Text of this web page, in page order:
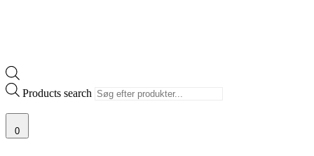
Products search
0